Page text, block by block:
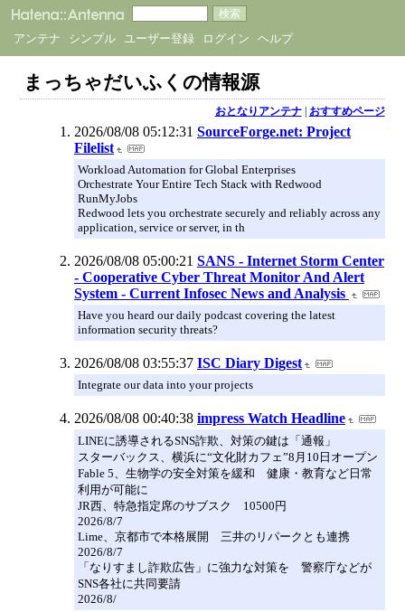
アンテナ シンプル ユーザー登録 ログイン ヘルプ
まっちゃだいふくの情報源
おとなりアンテナ| おすすめページ
2026/08/08 05:12:31 SourceForge.net: Project
Filelist
Workload Automation for Global Enterprises
Orchestrate Your Entire Tech Stack with Redwood
RunMyJobs
Redwood lets you orchestrate securely and reliably across any
application, service or server, in th
2026/08/08 05:00:21 SANS - Internet Storm Center
- Cooperative Cyber Threat Monitor And Alert
System - Current Infosec News and Analysis
Have you heard our daily podcast covering the latest
information security threats?
2026/08/08 03:55:37 ISC Diary Digest
Integrate our data into your projects
2026/08/08 00:40:38 impress Watch Headline
LINEに誘導されるSNS詐欺、対策の鍵は「通報」
スターバックス、横浜に“文化財カフェ”8月10日オープン
Fable 5、生物学の安全対策を緩和 健康・教育など日常
利用が可能に
JR西、特急指定席のサブスク 10500円
2026/8/7
Lime、京都市で本格展開 三井のリパークとも連携
2026/8/7
「なりすまし詐欺広告」に強力な対策を 警察庁などが
SNS各社に共同要請
2026/8/